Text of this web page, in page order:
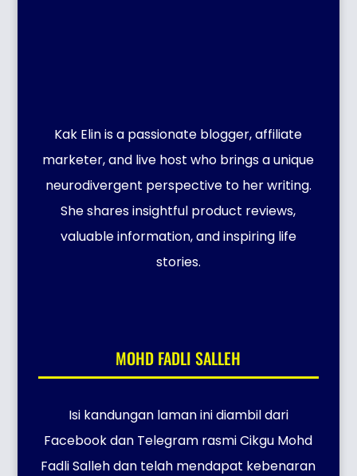
Kak Elin is a passionate blogger, affiliate
marketer, and live host who brings a unique
neurodivergent perspective to her writing.
She shares insightful product reviews,
valuable information, and inspiring life
stories.
MOHD FADLI SALLEH
Isi kandungan laman ini diambil dari
Facebook dan Telegram rasmi Cikgu Mohd
Fadli Salleh dan telah mendapat kebenaran